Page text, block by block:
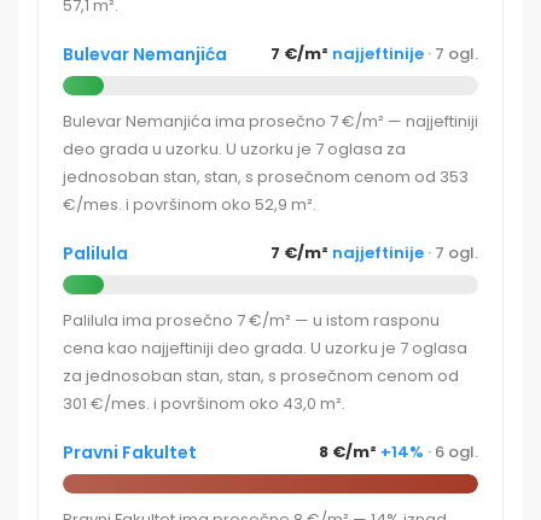
57,1 m².
Bulevar Nemanjića 7 €/m² najjeftinije · 7 ogl.
Bulevar Nemanjića ima prosečno 7 €/m² — najjeftiniji
deo grada u uzorku. U uzorku je 7 oglasa za
jednosoban stan, stan, s prosečnom cenom od 353
€/mes. i površinom oko 52,9 m².
Palilula 7 €/m² najjeftinije · 7 ogl.
Palilula ima prosečno 7 €/m² — u istom rasponu
cena kao najjeftiniji deo grada. U uzorku je 7 oglasa
za jednosoban stan, stan, s prosečnom cenom od
301 €/mes. i površinom oko 43,0 m².
Pravni Fakultet 8 €/m² +14% · 6 ogl.